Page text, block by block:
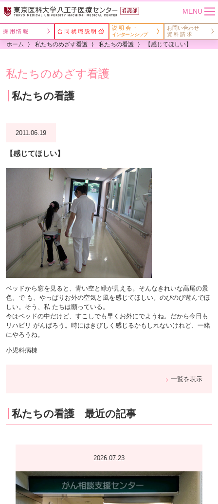
MENU
採用情報 合同就職説明会
説明会・
インターンシップ
お問い合わせ
資料請求
ホーム
私たちのめざす看護 私たちの看護 【感じてほしい】
私たちのめざす看護
私たちの看護
2011.06.19
【感じてほしい】
ベッドから窓を見ると、青い空と緑が見える。そんなきれいな高尾の景
色。で も、やっぱりお外の空気と風を感じてほしい。のびのび遊んでほ
しい。そう、私 たちは願っている。
今はベッドの中だけど、すこしでも早くお外にでようね。だから今日も
リハビリ がんばろう。時にはきびしく感じるかもしれないけれど、一緒
にやろうね。
小児科病棟
一覧を表示
私たちの看護 最近の記事
2026.07.23